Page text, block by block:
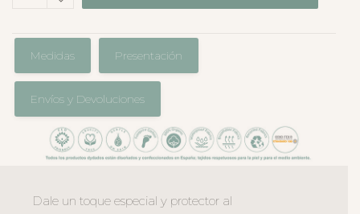
Medidas Presentación
Envíos y Devoluciones
Dale un toque especial y protector al